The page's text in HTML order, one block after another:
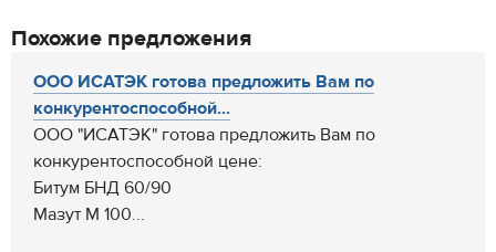
Похожие предложения
ООО ИСАТЭК готова предложить Вам по
конкурентоспособной...
ООО "ИСАТЭК" готова предложить Вам по
конкурентоспособной цене:
Битум БНД 60/90
Мазут М 100...